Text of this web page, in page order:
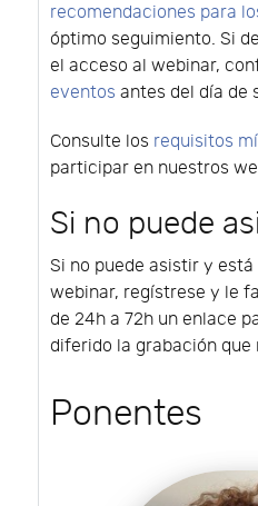
recomendaciones para
óptimo seguimiento. Si
el acceso al webinar,
eventos antes del día de
Consulte los requisitos
participar en nuestros
Si no puede
Si no puede asistir y
webinar, regístrese y le
de 24h a 72h un enlace
diferido la grabación que
Ponentes